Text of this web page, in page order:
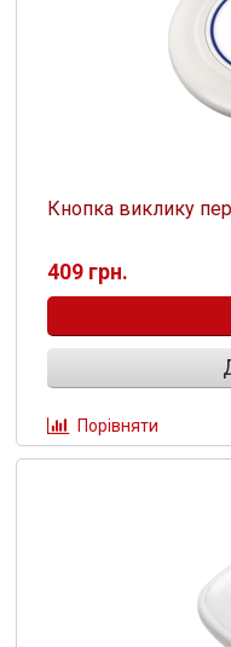
Кнопка виклику
409 грн.
Порівняти